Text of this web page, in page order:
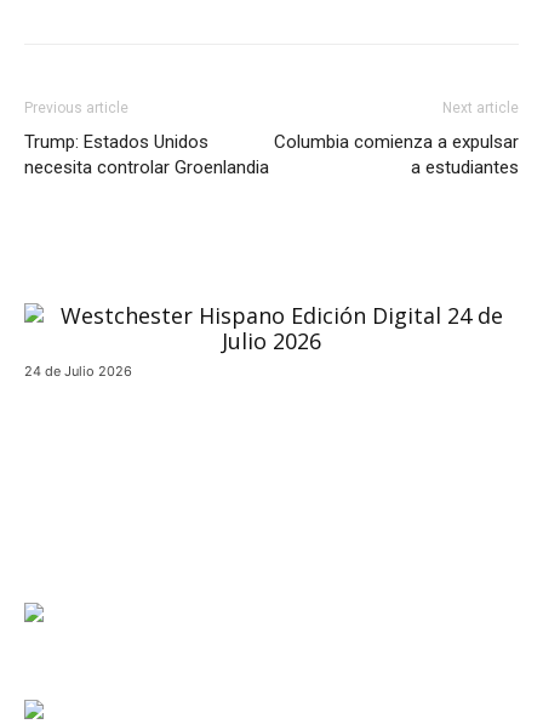
Previous article
Trump: Estados Unidos
necesita controlar Groenlandia
Next article
Columbia comienza a expulsar
a estudiantes
24 de Julio 2026